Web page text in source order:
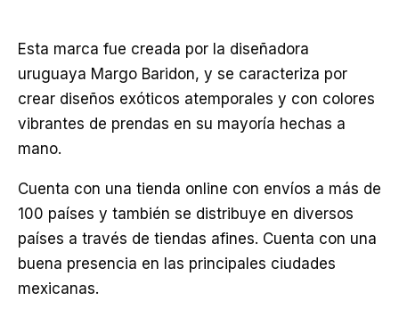
Esta marca fue creada por la diseñadora
uruguaya Margo Baridon, y se caracteriza por
crear diseños exóticos atemporales y con colores
vibrantes de prendas en su mayoría hechas a
mano.
Cuenta con una tienda online con envíos a más de
100 países y también se distribuye en diversos
países a través de tiendas afines. Cuenta con una
buena presencia en las principales ciudades
mexicanas.